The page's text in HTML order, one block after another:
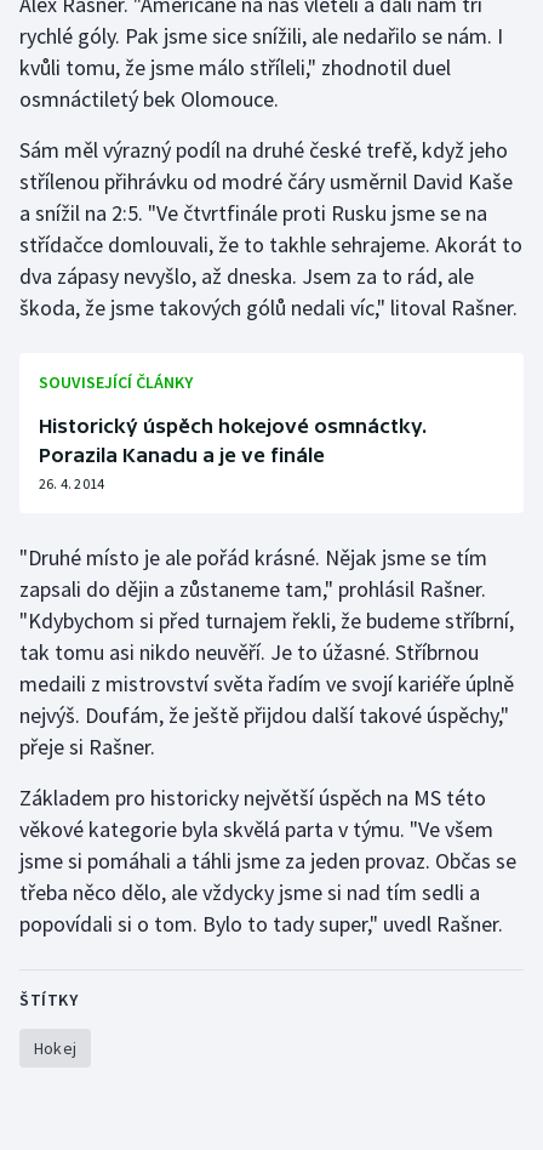
Stolní tenis
Triatlon
Vodní slalom
Volejbal
Ostatní
rychlé góly. Pak jsme sice snížili, ale nedařilo se nám. I
kvůli tomu, že jsme málo stříleli," zhodnotil duel
osmnáctiletý bek Olomouce.
Sám měl výrazný podíl na druhé české trefě, když jeho
střílenou přihrávku od modré čáry usměrnil David Kaše
a snížil na 2:5. "Ve čtvrtfinále proti Rusku jsme se na
střídačce domlouvali, že to takhle sehrajeme. Akorát to
dva zápasy nevyšlo, až dneska. Jsem za to rád, ale
škoda, že jsme takových gólů nedali víc," litoval Rašner.
SOUVISEJÍCÍ ČLÁNKY
Historický úspěch hokejové osmnáctky.
Porazila Kanadu a je ve finále
26. 4. 2014
"Druhé místo je ale pořád krásné. Nějak jsme se tím
zapsali do dějin a zůstaneme tam," prohlásil Rašner.
"Kdybychom si před turnajem řekli, že budeme stříbrní,
tak tomu asi nikdo neuvěří. Je to úžasné. Stříbrnou
medaili z mistrovství světa řadím ve svojí kariéře úplně
nejvýš. Doufám, že ještě přijdou další takové úspěchy,"
přeje si Rašner.
Základem pro historicky největší úspěch na MS této
věkové kategorie byla skvělá parta v týmu. "Ve všem
jsme si pomáhali a táhli jsme za jeden provaz. Občas se
třeba něco dělo, ale vždycky jsme si nad tím sedli a
popovídali si o tom. Bylo to tady super," uvedl Rašner.
ŠTÍTKY
Hokej